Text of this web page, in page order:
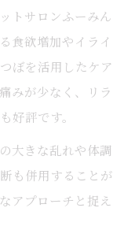
の安定効果
波を整える実例
質改善法
トサロンふーみん
食欲増加やイライ
ぼを活用したケア
みが少なく、リラ
好評です。
大きな乱れや体調
も併用することが
アプローチと捉え